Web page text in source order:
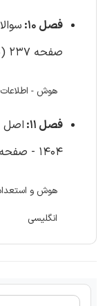
فصل 10:
صفحه 237 (50 سوال)
هوش - اطلاعات
فصل 11:
اصل
1404 - صفحه 255 (60 سوال)
انگلیسی